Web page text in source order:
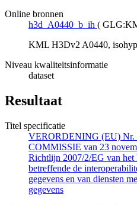
Online bronnen
h3d_A0440_b_ih (
KML H3Dv2 A0440,
Niveau kwaliteitsinformatie
dataset
Resultaat
Titel specificatie
VERORDENING (EU) Nr.
COMMISSIE van 23
Richtlijn 2007/2/EG van het
betreffende de
gegevens en van diensten
gegevens